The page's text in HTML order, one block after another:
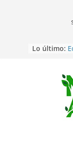
Lo último: